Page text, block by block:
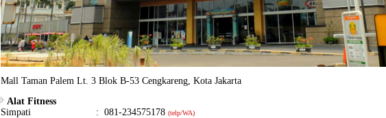
Mall Taman Palem Lt. 3 Blok B-53 Cengkareng, Kota Jakarta
Alat Fitness
Simpati
: 081-234575178 (telp/WA)